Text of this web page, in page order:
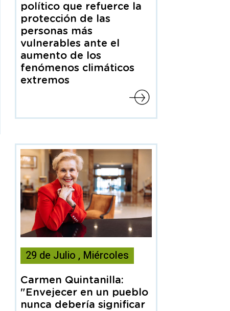
político que refuerce la
protección de las
personas más
vulnerables ante el
aumento de los
fenómenos climáticos
extremos
noticia
Articulo
29 de Julio , Miércoles
Carmen Quintanilla:
"Envejecer en un pueblo
nunca debería significar